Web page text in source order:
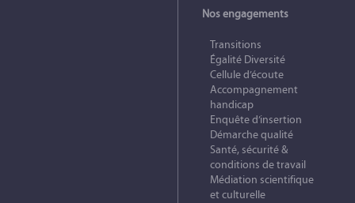
Nos engagements
Transitions
Égalité Diversité
Cellule d’écoute
Accompagnement
handicap
Enquête d’insertion
Démarche qualité
Santé, sécurité &
conditions de travail
Médiation scientifique
et culturelle